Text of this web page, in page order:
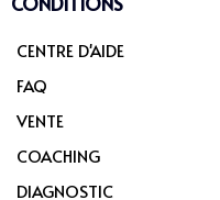
CENTRE D'AIDE
FAQ
VENTE
COACHING
DIAGNOSTIC